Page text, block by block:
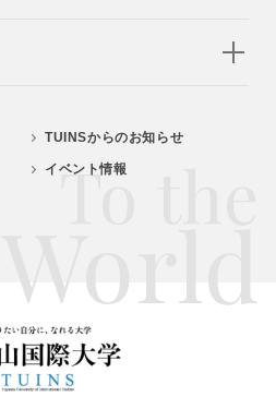
TUINSからのお知らせ
イベント情報
To the
World